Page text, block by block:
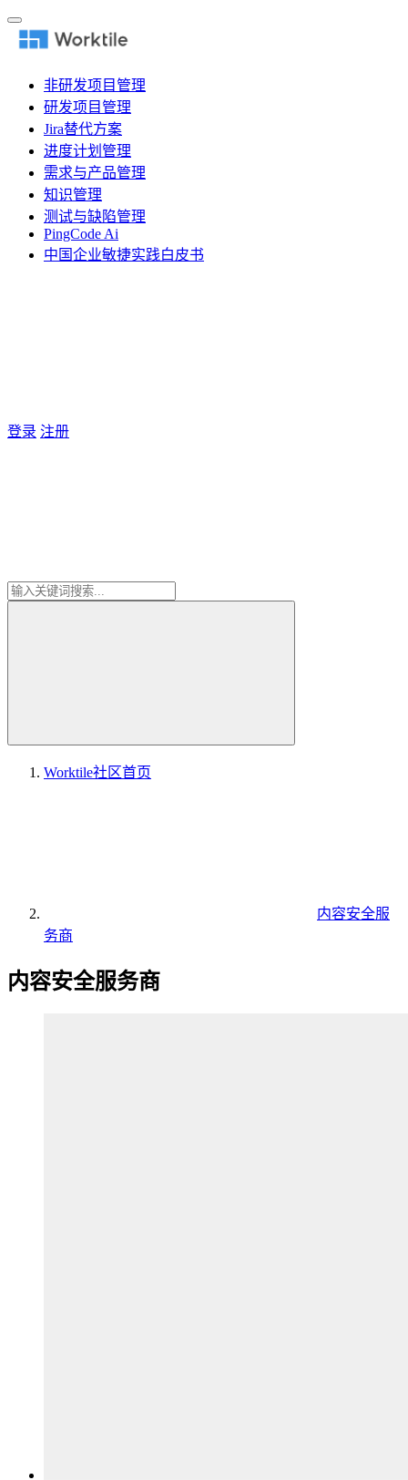
非研发项目管理
研发项目管理
Jira替代方案
进度计划管理
需求与产品管理
知识管理
测试与缺陷管理
PingCode Ai
中国企业敏捷实践白皮书
登录 注册
Worktile社区首页
内容安全服
务商
内容安全服务商